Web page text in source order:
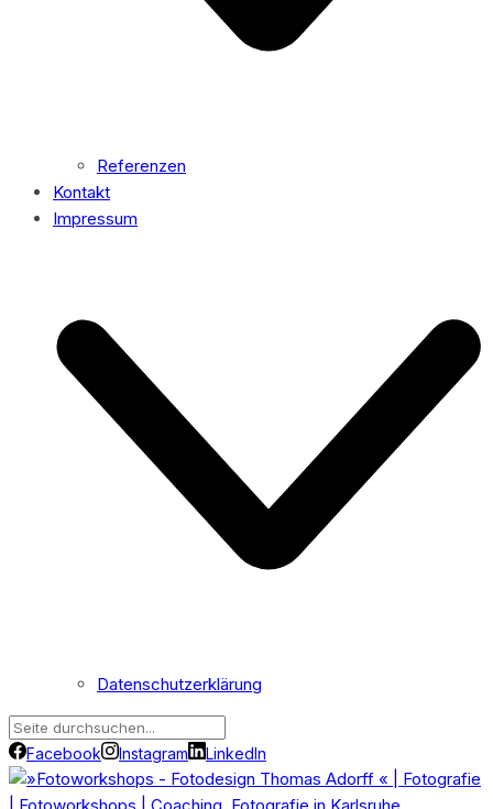
Referenzen
Kontakt
Impressum
Datenschutzerklärung
Facebook Instagram LinkedIn